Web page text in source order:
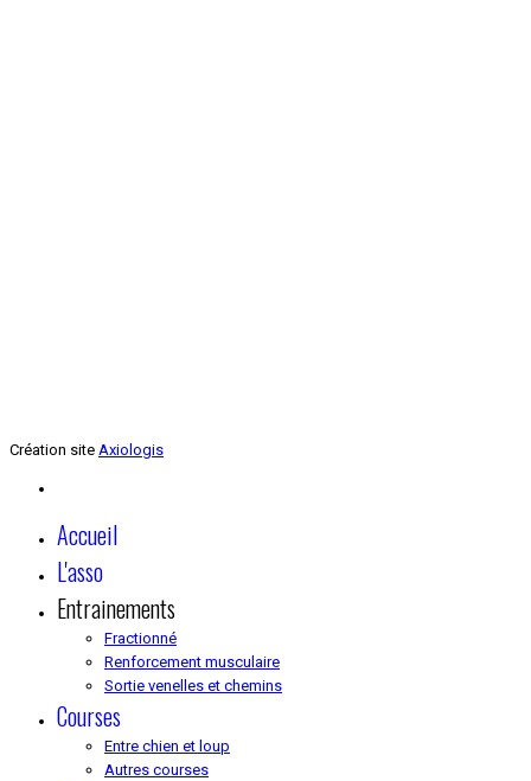
Création site Axiologis
Accueil
L'asso
Entrainements
Fractionné
Renforcement musculaire
Sortie venelles et chemins
Courses
Entre chien et loup
Autres courses